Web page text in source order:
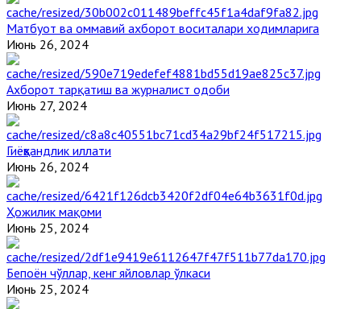
Матбуот ва оммавий ахборот воситалари ходимларига
Июнь 26, 2024
Ахборот тарқатиш ва журналист одоби
Июнь 27, 2024
Гиёҳвандлик иллати
Июнь 26, 2024
Ҳожилик мақоми
Июнь 25, 2024
Бепоён чўллар, кенг яйловлар ўлкаси
Июнь 25, 2024